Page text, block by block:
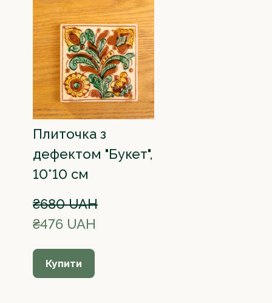
Плиточка з
дефектом "Букет",
10*10 см
₴680 UAH
₴476 UAH
Купити